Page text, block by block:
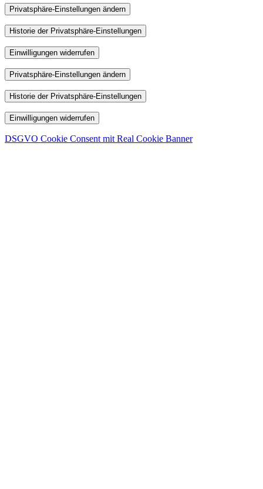
Privatsphäre-Einstellungen ändern
Historie der Privatsphäre-Einstellungen
Einwilligungen widerrufen
Privatsphäre-Einstellungen ändern
Historie der Privatsphäre-Einstellungen
Einwilligungen widerrufen
DSGVO Cookie Consent mit Real Cookie Banner